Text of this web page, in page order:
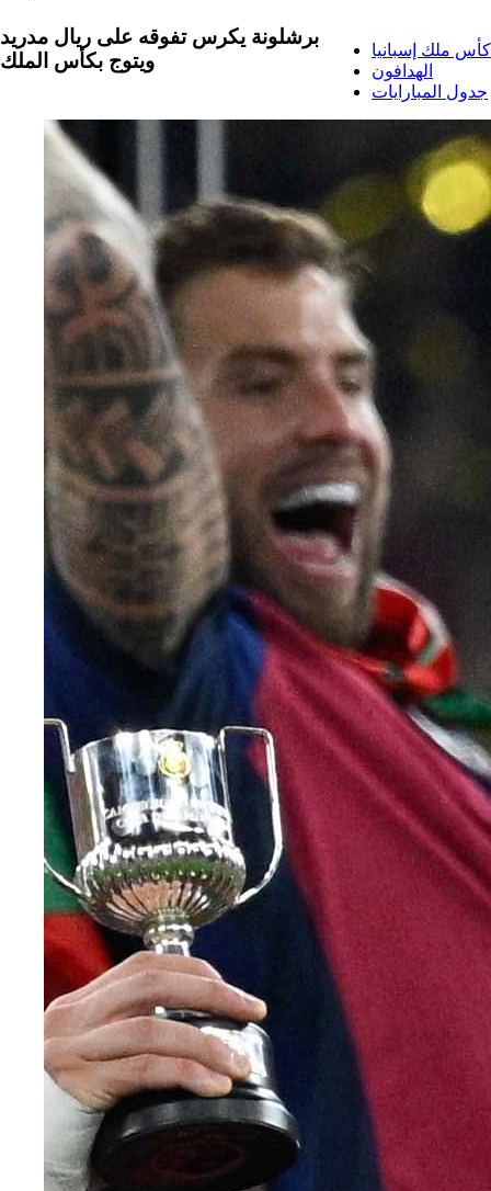
كأس ملك إسبانيا
الهدافون
جدول المبارايات
برشلونة يكرس تفوقه على ريال مدريد
ويتوج بكأس الملك